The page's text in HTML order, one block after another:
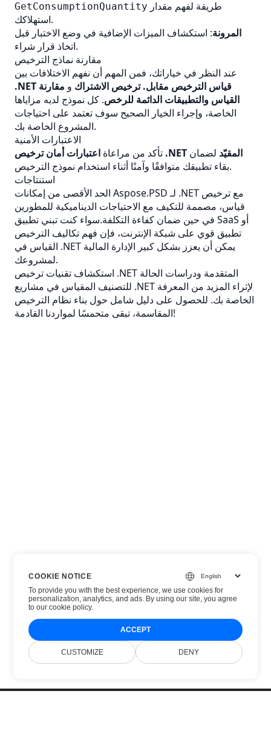
GetConsumptionQuantity
استهلاكك.
المرونة: استكشاف الميزات الإضافية في وضع الاختبار قبل
اتخاذ قرار شراء.
مقارنة نماذج الترخيص
عند النظر في خياراتك، فمن المهم أن نفهم الاختلافات بين
.NET قياس الترخيص مقابل. ترخيص الاشتراك و مقارنة
القياس والتطبيقات الدائمة للرخص. كل نموذج لديه مزاياها
الخاصة، وإجراء الخيار الصحيح سوف تعتمد على احتياجات
المشروع الخاصة بك.
الاعتبارات الأمنية
تأكد من مراعاة
اعتبارات أمان ترخيص .NET المقيّد لضمان
بقاء تطبيقك متوافقًا وآمنًا أثناء استخدام نموذج الترخيص.
استنتاجات
الحد الأقصى من إمكانات Aspose.PSD لـ .NET مع ترخيص
قياس، مصممة للتكيف مع الاحتياجات الديناميكية للمطورين
في حين ضمان كفاءة التكلفة.سواء كنت تبني تطبيق SaaS أو
تطبيق قوي على شبكة الإنترنت، فإن فهم تكاليف الترخيص
القياس في .NET يمكن أن يعزز بشكل كبير الإدارة المالية
لمشروعك.
استكشاف تقنيات ترخيص .NET المتقدمة ودراسات الحالة
للتصنيف المقياس في مشاريع .NET لإثراء المزيد من المعرفة
الخاصة بك. للحصول على دليل شامل حول بناء نظام الترخيص
المقاسمة، تبقى متحمسًا لمواردنا القادمة!
COOKIE NOTICE
To provide you with the best experience, we use cookies for
personalization, analytics, and ads. By using our site, you agree
toour cookie policy.
ACCEPT
CUSTOMIZE DENY